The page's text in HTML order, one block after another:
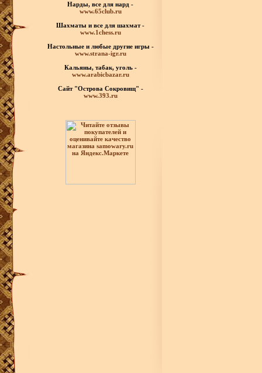
Нарды, все для нард -
www.65club.ru
Шахматы и все для шахмат -
www.1chess.ru
Настольные и любые другие игры -
www.strana-igr.ru
Кальяны, табак, уголь -
www.arabicbazar.ru
Сайт "Острова Сокровищ" -
www.393.ru